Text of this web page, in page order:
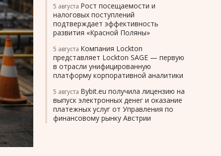
5 августа Рост посещаемости и
налоговых поступлений
подтверждает эффективность
развития «Красной Поляны»
5 августа Компания Lockton
представляет Lockton SAGE — первую
в отрасли унифицированную
платформу корпоративной аналитики
5 августа Bybit.eu получила лицензию на
выпуск электронных денег и оказание
платежных услуг от Управления по
финансовому рынку Австрии